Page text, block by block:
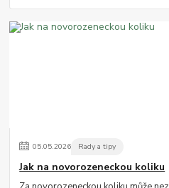
05.05.2026 Rady a tipy
Jak na novorozeneckou koliku